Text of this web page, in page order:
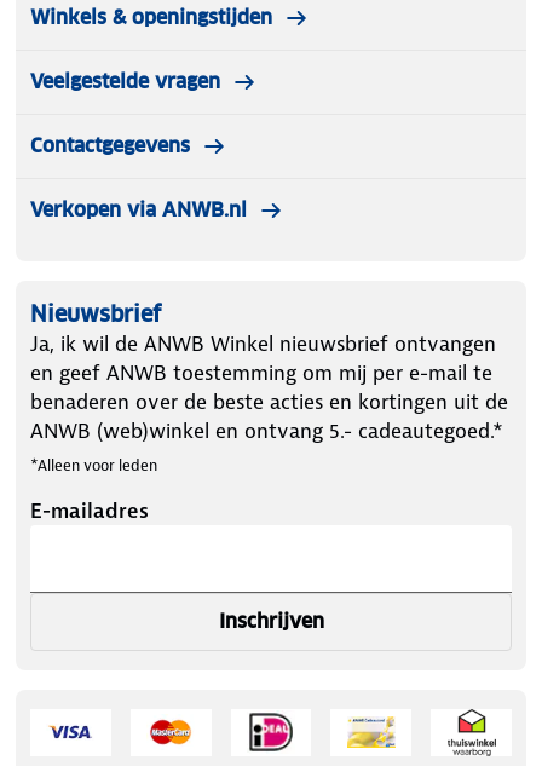
Winkels & openingstijden
Veelgestelde vragen
Contactgegevens
Verkopen via ANWB.nl
Nieuwsbrief
Ja, ik wil de ANWB Winkel nieuwsbrief ontvangen
en geef ANWB toestemming om mij per e-mail te
benaderen over de beste acties en kortingen uit de
ANWB (web)winkel en ontvang 5.- cadeautegoed.*
*Alleen voor leden
E-mailadres
Inschrijven